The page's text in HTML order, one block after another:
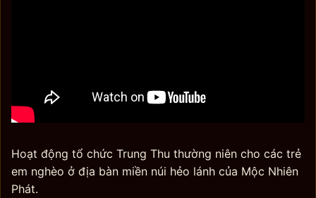
Hoạt động tổ chức Trung Thu thường niên cho các trẻ
em nghèo ở địa bàn miền núi hẻo lánh của Mộc Nhiên
Phát.